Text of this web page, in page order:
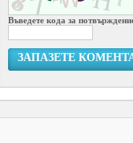
Въведете кода за
ЗАПАЗЕТЕ